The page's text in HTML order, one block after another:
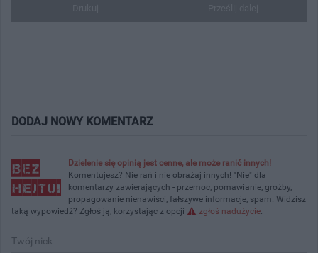
DODAJ NOWY KOMENTARZ
Dzielenie się opinią jest cenne, ale może ranić innych!
Komentujesz? Nie rań i nie obrażaj innych! "Nie" dla
komentarzy zawierających - przemoc, pomawianie, groźby,
propagowanie nienawiści, fałszywe informacje, spam. Widzisz
taką wypowiedź? Zgłoś ją, korzystając z opcji
zgłoś nadużycie.
Twój nick